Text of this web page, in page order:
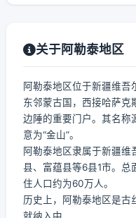
关于阿勒泰地区
阿勒泰地区位于新疆维吾
东邻蒙古国，西接哈萨克
边陲的重要门户。其名称
意为“金山”。
阿勒泰地区隶属于新疆维
县、富蕴县等6县1市。总
住人口约为60万人。
历史上，阿勒泰地区是古